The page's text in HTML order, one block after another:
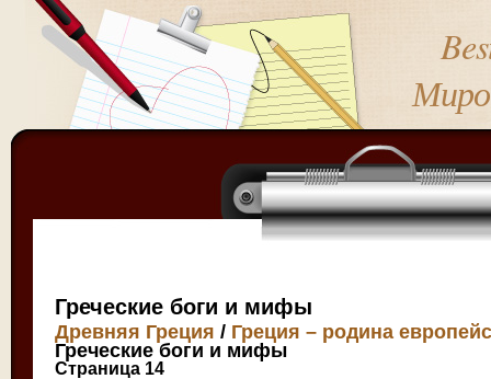
Греческие боги и мифы
Древняя Греция / Греция – родина
Греческие боги и мифы
Страница 14